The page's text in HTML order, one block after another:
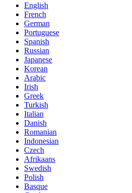
English
French
German
Portuguese
Spanish
Russian
Japanese
Korean
Arabic
Irish
Greek
Turkish
Italian
Danish
Romanian
Indonesian
Czech
Afrikaans
Swedish
Polish
Basque